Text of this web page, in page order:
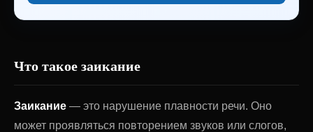
Что такое заикание
Заикание — это нарушение плавности речи. Оно
может проявляться повторением звуков или слогов,